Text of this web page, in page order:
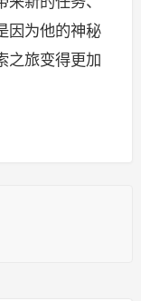
因为他的神秘
之旅变得更加